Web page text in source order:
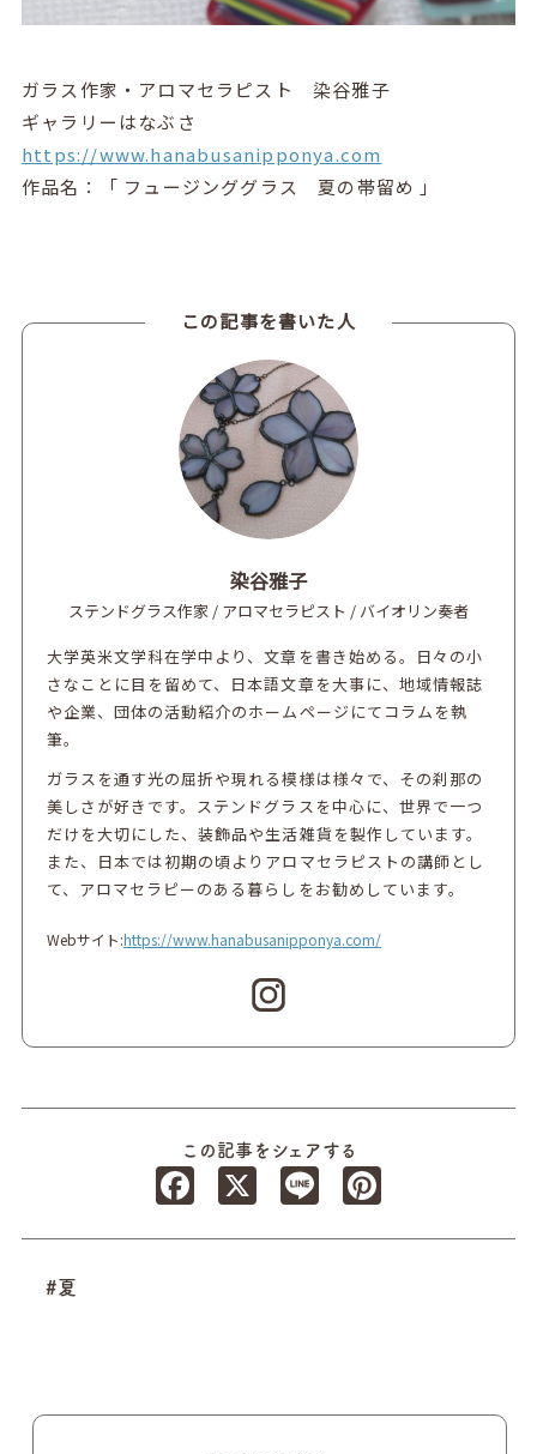
ガラス作家・アロマセラピスト 染谷雅子
ギャラリーはなぶさ
https://www.hanabusanipponya.com
作品名：「 フュージンググラス 夏の帯留め 」
この記事を書いた人
染谷雅子
ステンドグラス作家 / アロマセラピスト / バイオリン奏者
大学英米文学科在学中より、文章を書き始める。日々の小
さなことに目を留めて、日本語文章を大事に、地域情報誌
や企業、団体の活動紹介のホームページにてコラムを執
筆。
ガラスを通す光の屈折や現れる模様は様々で、その刹那の
美しさが好きです。ステンドグラスを中心に、世界で一つ
だけを大切にした、装飾品や生活雑貨を製作しています。
また、日本では初期の頃よりアロマセラピストの講師とし
て、アロマセラピーのある暮らしをお勧めしています。
Webサイト:https://www.hanabusanipponya.com/
この記事をシェアする
Facebook
Line
#夏